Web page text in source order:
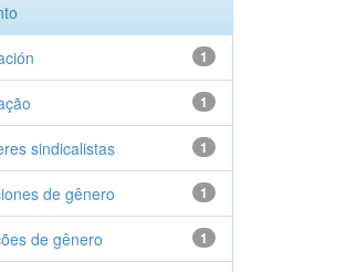
1
1
1
sindicalistas
1
de gênero
1
de gênero